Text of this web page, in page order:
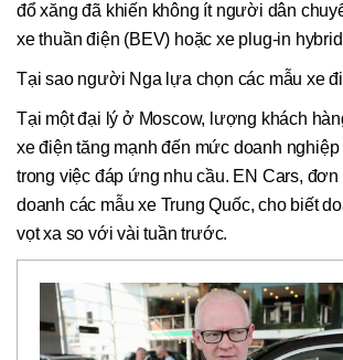
đổ xăng đã khiến không ít người dân
xe thuần điện (BEV) hoặc xe plug-in
Tại sao người Nga lựa chọn các mẫu xe
Tại một đại lý ở Moscow, lượng khách
xe điện tăng mạnh đến mức doanh nghiệp
trong việc đáp ứng nhu cầu. EN Cars, đơn
doanh các mẫu xe Trung Quốc, cho biết
vọt xa so với vài tuần trước.